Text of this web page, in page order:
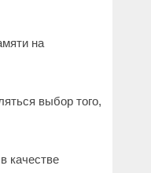
на
выбор того,
качестве